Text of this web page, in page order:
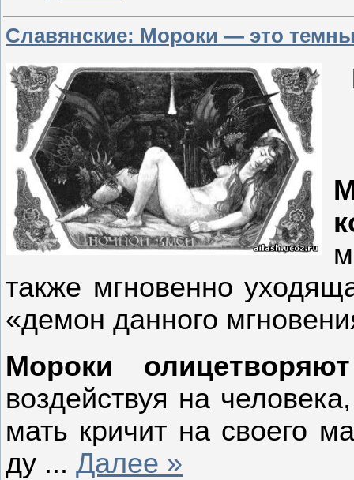
Славянские: Мороки — это
также мгновенно
«демон данного
Мороки
воздействуя на
мать кричит на своего
ду ... Далее »